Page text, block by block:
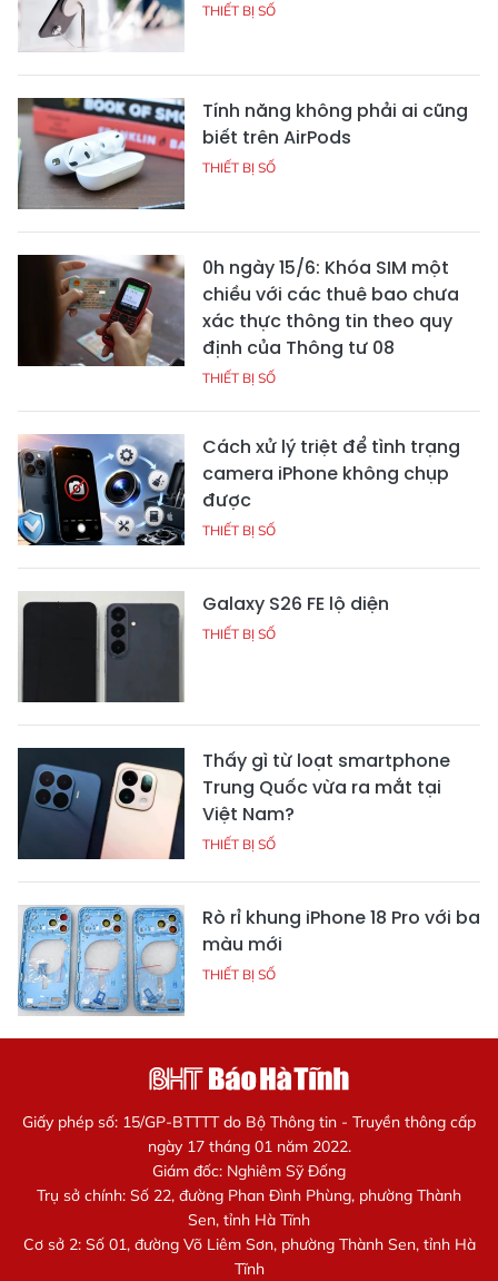
THIẾT BỊ SỐ
Tính năng không phải ai cũng
biết trên AirPods
THIẾT BỊ SỐ
0h ngày 15/6: Khóa SIM một
chiều với các thuê bao chưa
xác thực thông tin theo quy
định của Thông tư 08
THIẾT BỊ SỐ
Cách xử lý triệt để tình trạng
camera iPhone không chụp
được
THIẾT BỊ SỐ
Galaxy S26 FE lộ diện
THIẾT BỊ SỐ
Thấy gì từ loạt smartphone
Trung Quốc vừa ra mắt tại
Việt Nam?
THIẾT BỊ SỐ
Rò rỉ khung iPhone 18 Pro với ba
màu mới
THIẾT BỊ SỐ
Giấy phép số: 15/GP-BTTTT do Bộ Thông tin - Truyền thông cấp
ngày 17 tháng 01 năm 2022.
Giám đốc: Nghiêm Sỹ Đống
Trụ sở chính: Số 22, đường Phan Đình Phùng, phường Thành
Sen, tỉnh Hà Tĩnh
Cơ sở 2: Số 01, đường Võ Liêm Sơn, phường Thành Sen, tỉnh Hà
Tĩnh